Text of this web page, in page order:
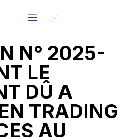
N° 2025-
LE
DÛ A
TRADING
AU